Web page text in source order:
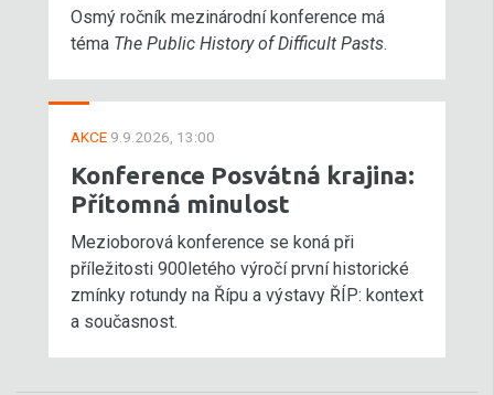
Osmý ročník mezinárodní konference má
téma The Public History of Difficult Pasts.
AKCE 9.9.2026, 13:00
Konference Posvátná krajina:
Přítomná minulost
Mezioborová konference se koná při
příležitosti 900letého výročí první historické
zmínky rotundy na Řípu a výstavy ŘÍP: kontext
a současnost.